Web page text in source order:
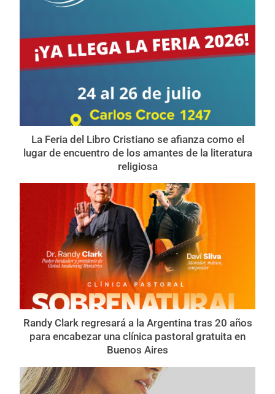
La Feria del Libro Cristiano se afianza como el
lugar de encuentro de los amantes de la literatura
religiosa
Randy Clark regresará a la Argentina tras 20 años
para encabezar una clínica pastoral gratuita en
Buenos Aires